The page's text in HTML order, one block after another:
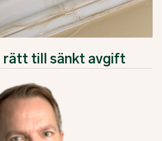
rätt till sänkt avgift